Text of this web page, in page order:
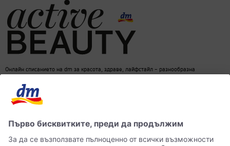
Онлайн списанието на dm за красота, здраве, лайфстайл – разнообразна